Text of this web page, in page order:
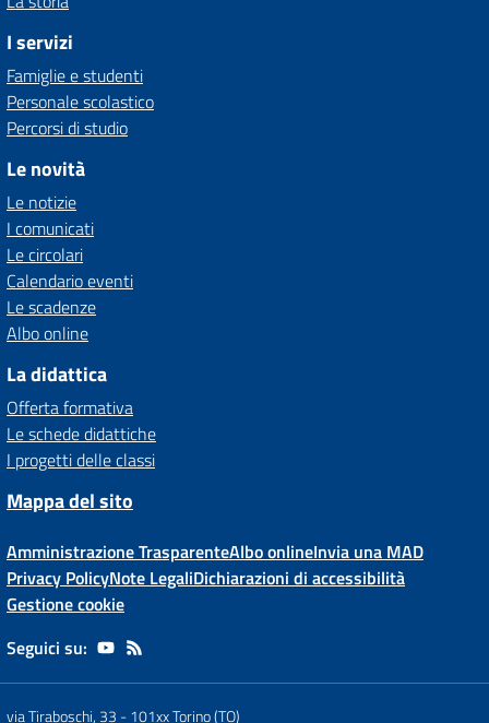
I servizi
Famiglie e studenti
Personale scolastico
Percorsi di studio
Le novità
Le notizie
I comunicati
Le circolari
Calendario eventi
Le scadenze
Albo online
La didattica
Offerta formativa
Le schede didattiche
I progetti delle classi
Mappa del sito
Amministrazione TrasparenteAlbo onlineInvia una MAD
Privacy PolicyNote LegaliDichiarazioni di accessibilità
Gestione cookie
Seguici su:
via Tiraboschi, 33 -101xx Torino (TO)